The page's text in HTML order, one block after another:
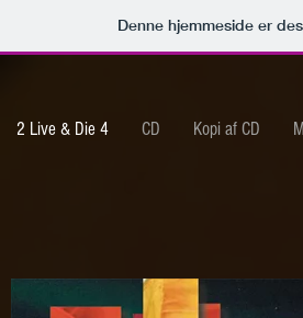
Denne hjemmeside er
2 Live & Die 4 CD Kopi af CD